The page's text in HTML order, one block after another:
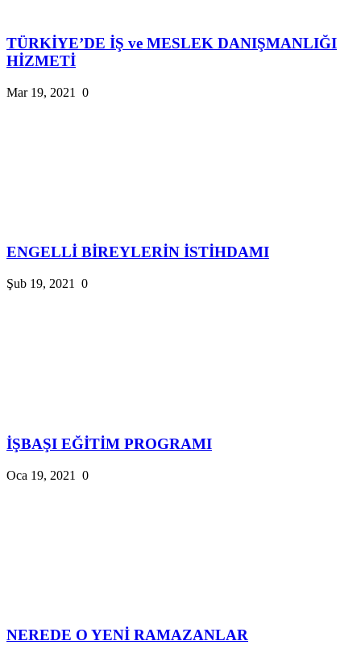
TÜRKİYE’DE İŞ ve MESLEK DANIŞMANLIĞI
HİZMETİ
Mar 19, 2021 0
ENGELLİ BİREYLERİN İSTİHDAMI
Şub 19, 2021 0
İŞBAŞI EĞİTİM PROGRAMI
Oca 19, 2021 0
NEREDE O YENİ RAMAZANLAR